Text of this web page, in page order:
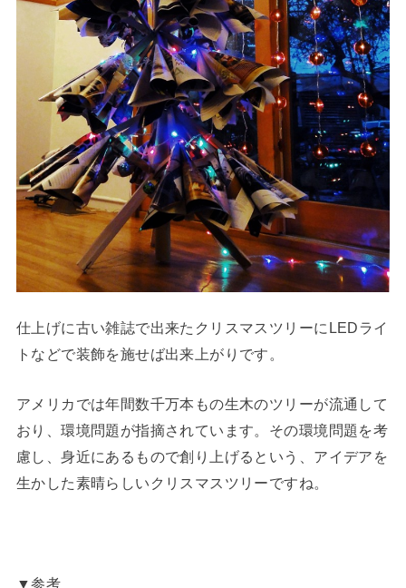
仕上げに古い雑誌で出来たクリスマスツリーにLEDライ
トなどで装飾を施せば出来上がりです。
アメリカでは年間数千万本もの生木のツリーが流通して
おり、環境問題が指摘されています。その環境問題を考
慮し、身近にあるもので創り上げるという、アイデアを
生かした素晴らしいクリスマスツリーですね。
▼参考